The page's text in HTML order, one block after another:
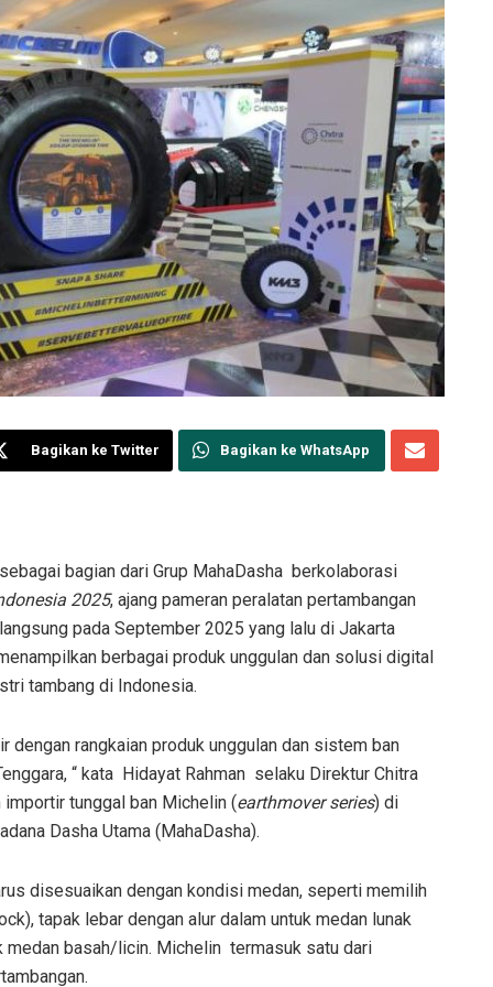
Bagikan ke Twitter Bagikan ke WhatsApp
bagian dari Grup MahaDasha berkolaborasi
2025, ajang pameran peralatan pertambangan
pada September 2025 yang lalu di Jakarta
berbagai produk unggulan dan solusi digital
tambang di Indonesia.
dengan rangkaian produk unggulan dan sistem ban
“ kata Hidayat Rahman selaku Direktur Chitra
importir tunggal ban Michelin (earthmover series) di
Dasha Utama (MahaDasha).
disesuaikan dengan kondisi medan, seperti memilih
tapak lebar dengan alur dalam untuk medan lunak
medan basah/licin. Michelin termasuk satu dari